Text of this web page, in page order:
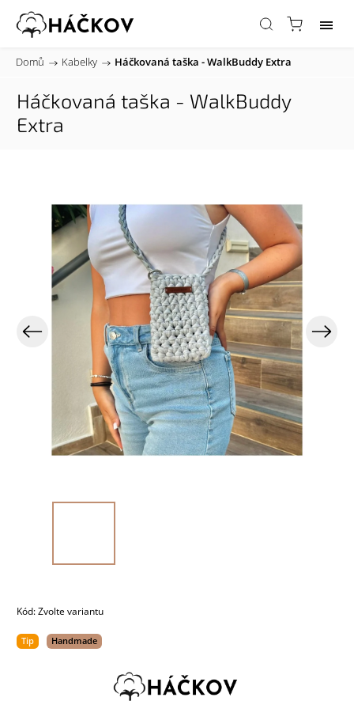
Domů / Kabelky / Háčkovaná taška - WalkBuddy Extra
Háčkovaná taška - WalkBuddy
Extra
Kód:Zvolte variantu
Tip Handmade